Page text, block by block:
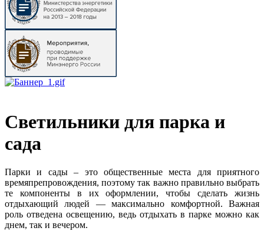
Светильники для парка и
сада
Парки и сады – это общественные места для приятного
времяпрепровождения, поэтому так важно правильно выбрать
те компоненты в их оформлении, чтобы сделать жизнь
отдыхающий людей — максимально комфортной. Важная
роль отведена освещению, ведь отдыхать в парке можно как
днем, так и вечером.